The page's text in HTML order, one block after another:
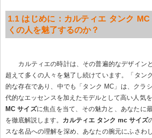
1.1 はじめに：カルティエ タンク
くの人を魅了するのか？
カルティエの時計は、その普遍的なデザイン
超えて多くの人々を魅了し続けています。「タン
的な存在であり、中でも「タンク MC」は、クラ
代的なエッセンスを加えたモデルとして高い人気
MC サイズに焦点を当て、その魅力と、あなたに
を徹底解説します。 カルティエ タンク mc サイズ
スな名品への理解を深め、あなたの腕元にふさわ